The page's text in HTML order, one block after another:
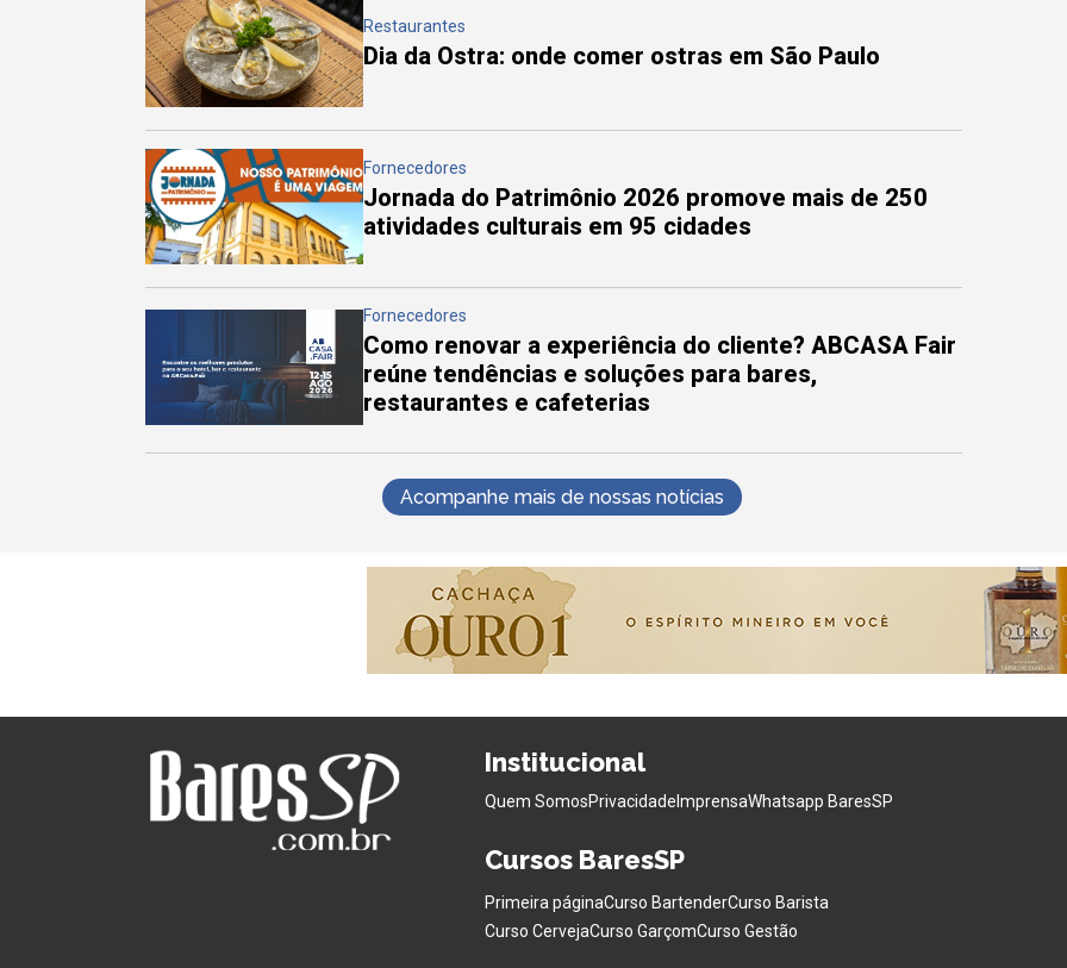
Restaurantes
Dia da Ostra: onde comer ostras em São Paulo
Fornecedores
Jornada do Patrimônio 2026 promove mais de 250
atividades culturais em 95 cidades
Fornecedores
Como renovar a experiência do cliente? ABCASA Fair
reúne tendências e soluções para bares,
restaurantes e cafeterias
Acompanhe mais de nossas notícias
Institucional
Quem SomosPrivacidadeImprensaWhatsapp BaresSP
Cursos BaresSP
Primeira páginaCurso BartenderCurso Barista
Curso CervejaCurso GarçomCurso Gestão